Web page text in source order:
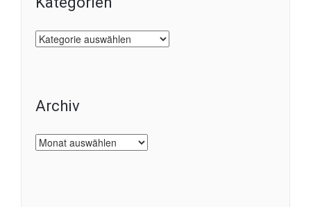
Kategorien
Archiv
Archiv